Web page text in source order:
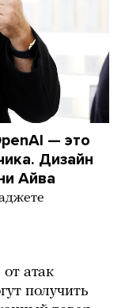
— это
Дизайн
Айва
атак
получить